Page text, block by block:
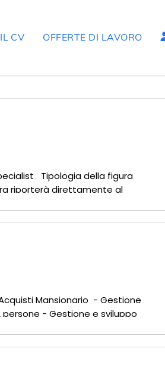
CV OFFERTE DI LAVORO
Tipologia della figura
riporterà direttamente al
Mansionario - Gestione
- Gestione e sviluppo